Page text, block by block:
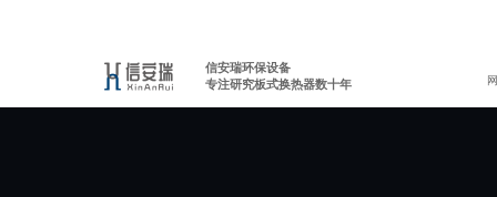
信安瑞环保设备
专注研究板式换热器数十年